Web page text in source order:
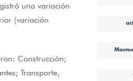
una variación
(variación
Construcción;
Transporte,